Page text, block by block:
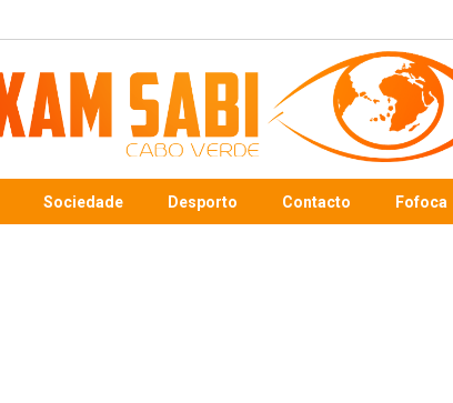
Sociedade Desporto Contacto Fofoca